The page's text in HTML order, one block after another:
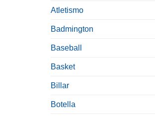
Atletismo
Badmington
Baseball
Basket
Billar
Botella